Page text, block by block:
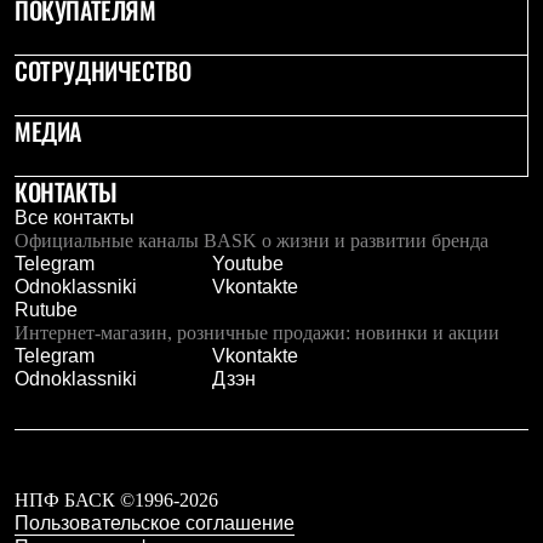
Где купить
ПОКУПАТЕЛЯМ
СОТРУДНИЧЕСТВО
МЕДИА
КОНТАКТЫ
Все контакты
Официальные каналы BASK о жизни и развитии бренда
Telegram
Youtube
Odnoklassniki
Vkontakte
Rutube
Интернет-магазин, розничные продажи: новинки и акции
Telegram
Vkontakte
Odnoklassniki
Дзэн
НПФ БАСК ©1996-2026
Пользовательское соглашение